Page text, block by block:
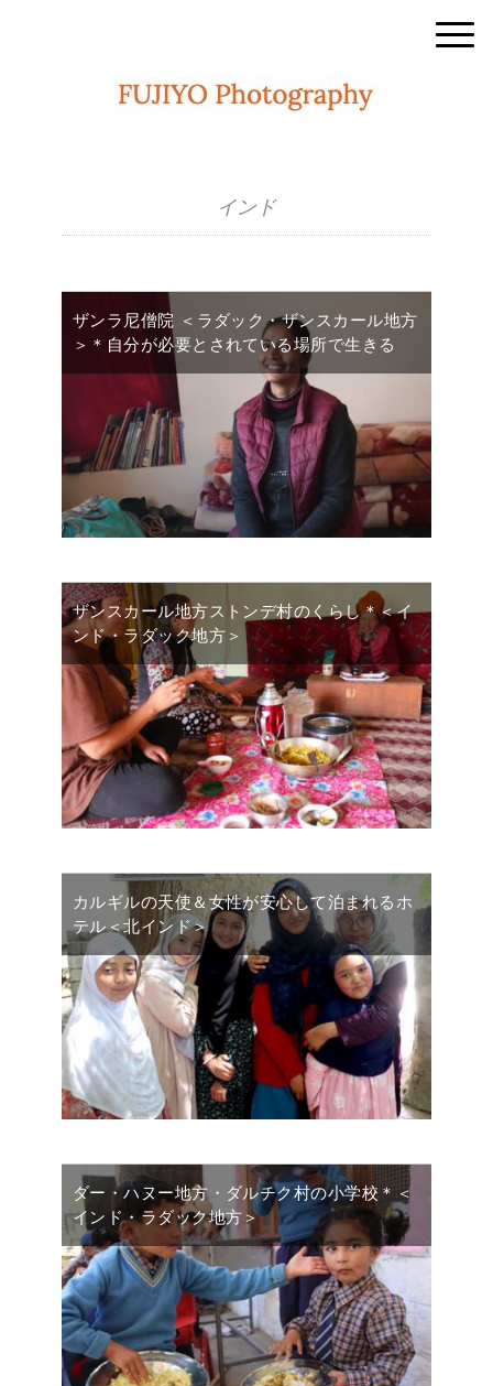
インド
ザンラ尼僧院 ＜ラダック・ザンスカール地方
＞＊自分が必要とされている場所で生きる
ザンスカール地方ストンデ村のくらし＊＜イ
ンド・ラダック地方＞
カルギルの天使＆女性が安心して泊まれるホ
テル＜北インド＞
ダー・ハヌー地方・ダルチク村の小学校＊＜
インド・ラダック地方＞